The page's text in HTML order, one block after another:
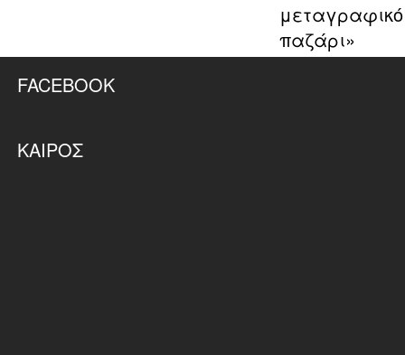
μεταγραφικό
παζάρι»
FACEBOOK
ΚΑΙΡΌΣ